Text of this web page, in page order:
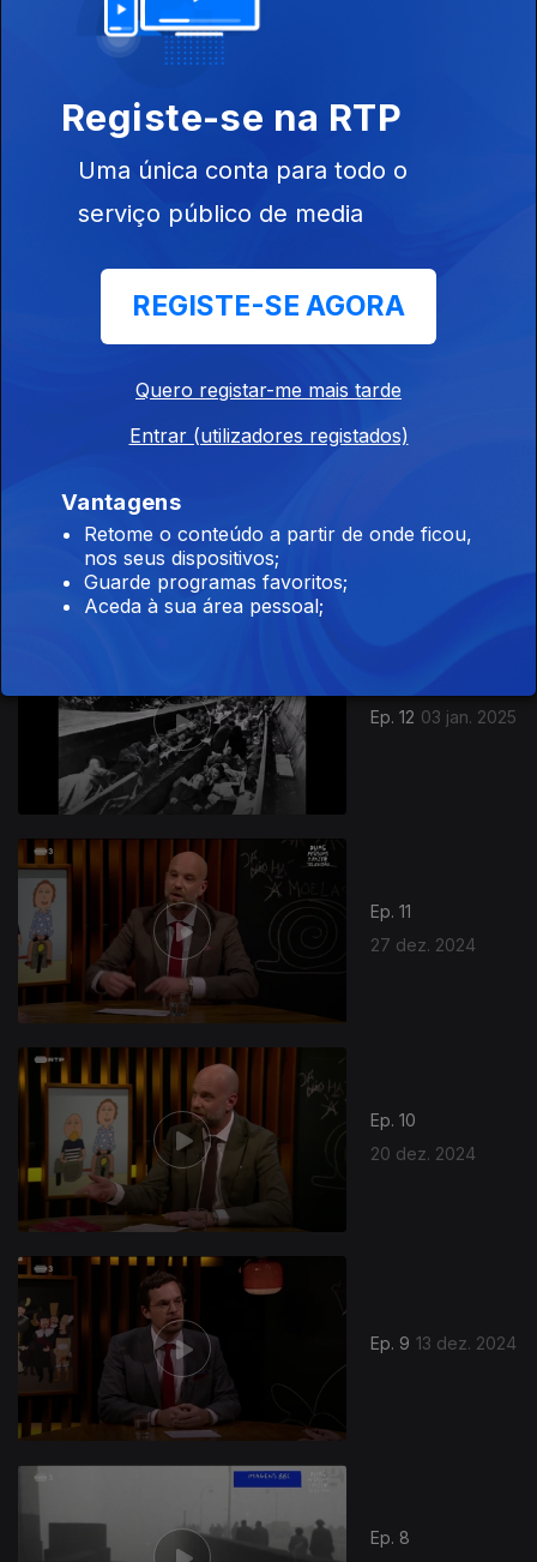
Ep. 14
Ep. 12 03 jan. 2025
Ep. 11
27 dez. 2024
Ep. 10
20 dez. 2024
Ep. 9 13 dez. 2024
Ep. 8
812767
Registe-se na RTP
Uma única conta para todo o
serviço público de media
REGISTE-SE AGORA
Quero registar-me mais tarde
Entrar (utilizadores registados)
Vantagens
Retome o conteúdo a partir de onde ficou,
nos seus dispositivos;
Guarde programas favoritos;
Aceda à sua área pessoal;